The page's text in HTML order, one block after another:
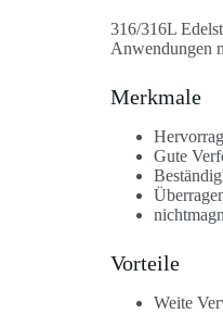
316/316L
Anwendungen
Merkmale
Gute
Vorteile
Weite